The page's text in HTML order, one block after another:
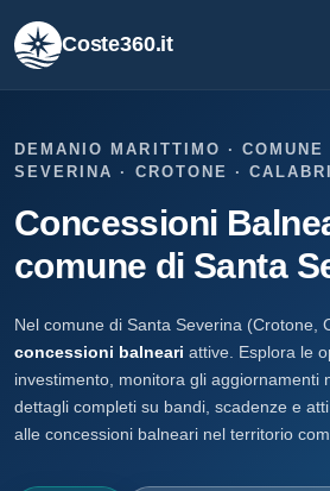
Coste360.it
DEMANIO MARITTIMO ·
SEVERINA · CROTONE ·
Concessioni
comune di Santa
Nel comune di Santa Severina (Crotone,
concessioni balneari attive. Esplora le
investimento, monitora gli aggiornamenti
dettagli completi su bandi, scadenze e
alle concessioni balneari nel territorio